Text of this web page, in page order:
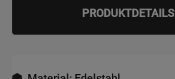
PRODUKTDETAILS